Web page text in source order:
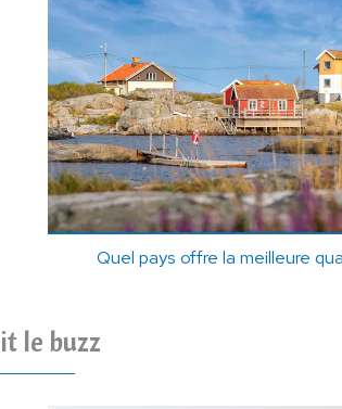
Quel pays offre la meilleure
le buzz